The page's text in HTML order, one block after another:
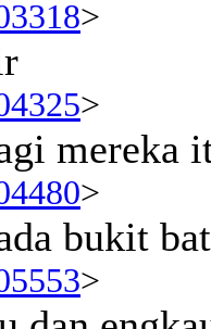
>
>
mereka
>
bukit
>